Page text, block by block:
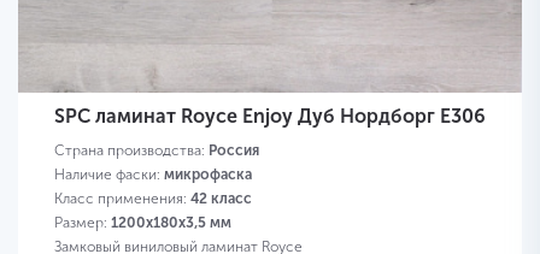
SPC ламинат Royce Enjoy Дуб Нордборг Е306
Страна производства: Россия
Наличие фаски: микрофаска
Класс применения: 42 класс
Размер: 1200х180х3,5 мм
Замковый виниловый ламинат Royce